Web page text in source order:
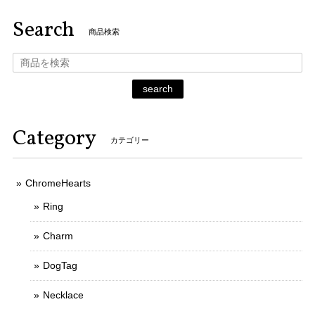
Search 商品検索
search
Category カテゴリー
ChromeHearts
Ring
Charm
DogTag
Necklace